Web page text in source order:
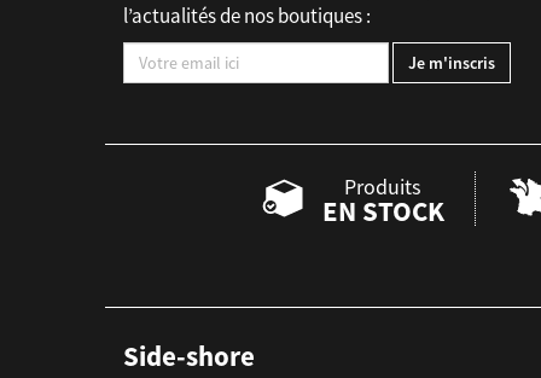
l’actualités de nos boutiques :
Produits
EN STOCK
Side-shore